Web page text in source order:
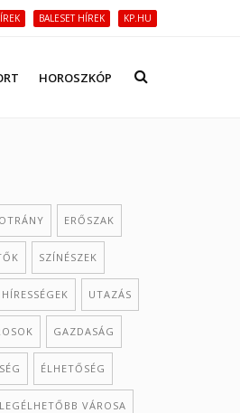
BALESET HÍREK KP.HU
HOROSZKÓP
ERŐSZAK
SZÍNÉSZEK
HÍRESSÉGEK UTAZÁS
GAZDASÁG
ÉLHETŐSÉG
VÁROSA